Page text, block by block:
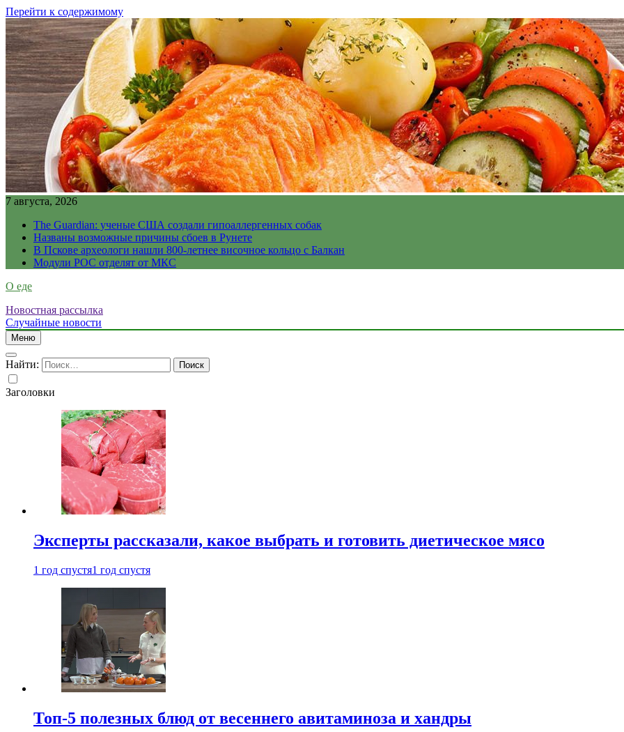
Перейти к содержимому
7 августа, 2026
The Guardian: ученые США создали гипоаллергенных собак
Названы возможные причины сбоев в Рунете
В Пскове археологи нашли 800-летнее височное кольцо с Балкан
Модули РОС отделят от МКС
О еде
Новостная рассылка
Случайные новости
Меню
Найти:
Заголовки
Эксперты рассказали, какое выбрать и готовить диетическое мясо
1 год спустя1 год спустя
Топ-5 полезных блюд от весеннего авитаминоза и хандры